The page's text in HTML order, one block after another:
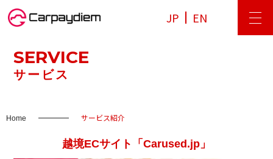
JP EN
SERVICE
サービス
Home サービス紹介
越境ECサイト「Carused.jp」